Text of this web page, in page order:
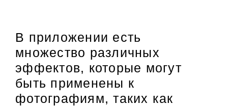
В приложении есть
множество различных
эффектов, которые могут
быть применены к
фотографиям, таких как